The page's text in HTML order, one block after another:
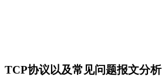
TCP协议以及常见问题报文分析